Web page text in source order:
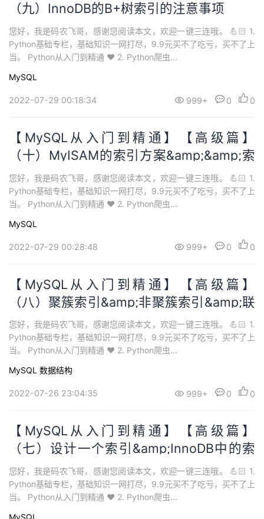
（九）InnoDB的B+树索引的注意事项
您好，我是码农飞哥，感谢您阅读本文，欢迎一键三连哦。 💪🏻 1.
Python基础专栏，基础知识一网打尽，9.9元买不了吃亏，买不了上
当。 Python从入门到精通 ❤️ 2. Python爬虫...
MySQL
2022-07-29 00:18:34 999+ 0 0
【MySQL从入门到精通】【高级篇】
（十）MyISAM的索引方案&amp;&amp;索
引的优缺点
您好，我是码农飞哥，感谢您阅读本文，欢迎一键三连哦。 💪🏻 1.
Python基础专栏，基础知识一网打尽，9.9元买不了吃亏，买不了上
当。 Python从入门到精通 ❤️ 2. Python爬虫...
MySQL
2022-07-29 00:28:48 999+ 0 0
【MySQL从入门到精通】【高级篇】
（八）聚簇索引&amp;非聚簇索引&amp;联
合索引
您好，我是码农飞哥，感谢您阅读本文，欢迎一键三连哦。 💪🏻 1.
Python基础专栏，基础知识一网打尽，9.9元买不了吃亏，买不了上
当。 Python从入门到精通 ❤️ 2. Python爬虫...
MySQL 数据结构
2022-07-26 23:04:35 999+ 0 0
【MySQL从入门到精通】【高级篇】
（七）设计一个索引&amp;InnoDB中的索
引方案
您好，我是码农飞哥，感谢您阅读本文，欢迎一键三连哦。 💪🏻 1.
Python基础专栏，基础知识一网打尽，9.9元买不了吃亏，买不了上
当。 Python从入门到精通 ❤️ 2. Python爬虫...
MySQL